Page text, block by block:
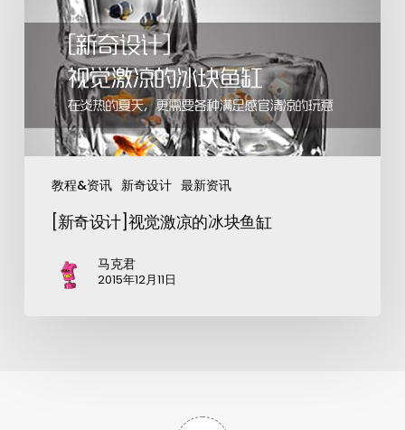
教程&资讯 新奇设计 最新资讯
[新奇设计]视觉激凉的冰块鱼缸
马克君
2015年12月11日